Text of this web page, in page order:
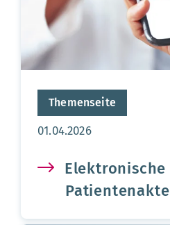
Themenseite
Aktualisierungsdatum:
01.04.2026
Elektronische
Patientenakte